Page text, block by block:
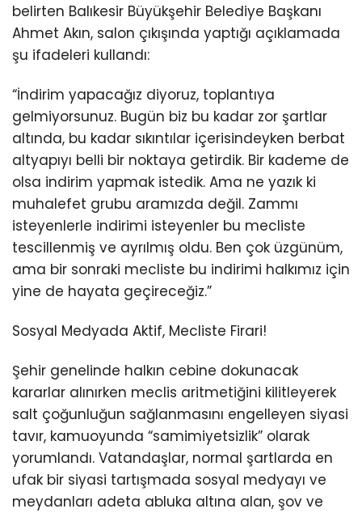
belirten Balıkesir Büyükşehir Belediye Başkanı
Ahmet Akın, salon çıkışında yaptığı açıklamada
şu ifadeleri kullandı:
“İndirim yapacağız diyoruz, toplantıya
gelmiyorsunuz. Bugün biz bu kadar zor şartlar
altında, bu kadar sıkıntılar içerisindeyken berbat
altyapıyı belli bir noktaya getirdik. Bir kademe de
olsa indirim yapmak istedik. Ama ne yazık ki
muhalefet grubu aramızda değil. Zammı
isteyenlerle indirimi isteyenler bu mecliste
tescillenmiş ve ayrılmış oldu. Ben çok üzgünüm,
ama bir sonraki mecliste bu indirimi halkımız için
yine de hayata geçireceğiz.”
Sosyal Medyada Aktif, Mecliste Firari!
Şehir genelinde halkın cebine dokunacak
kararlar alınırken meclis aritmetiğini kilitleyerek
salt çoğunluğun sağlanmasını engelleyen siyasi
tavır, kamuoyunda “samimiyetsizlik” olarak
yorumlandı. Vatandaşlar, normal şartlarda en
ufak bir siyasi tartışmada sosyal medyayı ve
meydanları adeta abluka altına alan, şov ve